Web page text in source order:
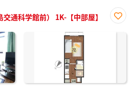
通科学館前） 1K-【中部屋】
に入